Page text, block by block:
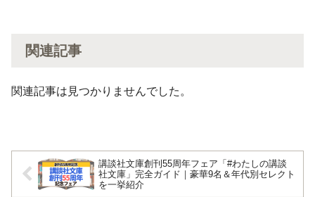
関連記事
関連記事は見つかりませんでした。
講談社文庫創刊55周年フェア「#わたしの講談
社文庫」完全ガイド｜豪華9名＆年代別セレクト
を一挙紹介